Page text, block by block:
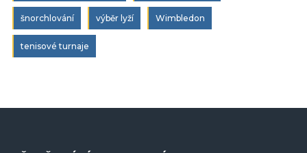
šnorchlování výběr lyží Wimbledon
tenisové turnaje